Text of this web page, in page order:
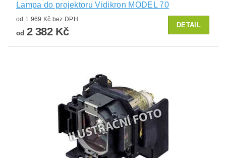
Lampa do projektoru Vidikron MODEL 70
od 1 969 Kč bez DPH
od 2 382 Kč
DETAIL